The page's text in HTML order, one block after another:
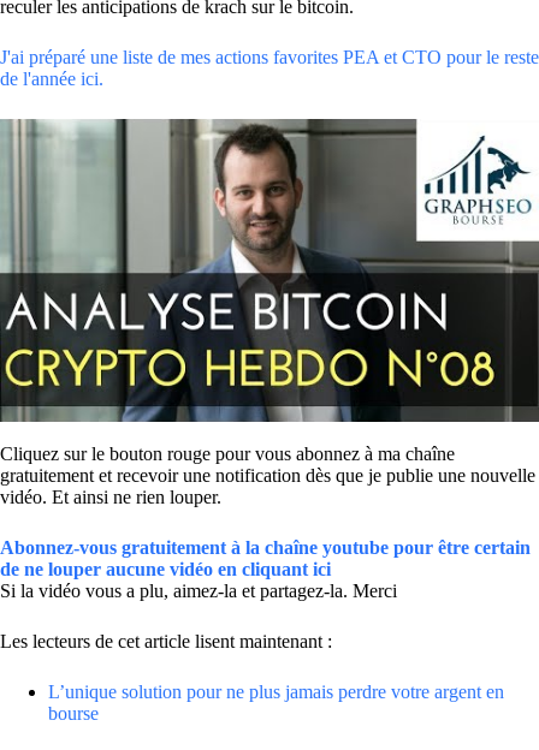
reculer les anticipations de krach sur le bitcoin.
J'ai préparé une liste de mes actions favorites PEA et CTO pour le reste
de l'année ici.
Cliquez sur le bouton rouge pour vous abonnez à ma chaîne
gratuitement et recevoir une notification dès que je publie une nouvelle
vidéo. Et ainsi ne rien louper.
Abonnez-vous gratuitement à la chaîne youtube pour être certain
de ne louper aucune vidéo en cliquant ici
Si la vidéo vous a plu, aimez-la et partagez-la. Merci
Les lecteurs de cet article lisent maintenant :
L’unique solution pour ne plus jamais perdre votre argent en
bourse